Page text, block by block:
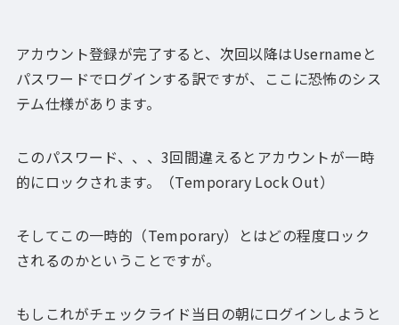
アカウント登録が完了すると、次回以降はUsernameと
パスワードでログインする訳ですが、ここに恐怖のシス
テム仕様があります。
このパスワード、、、3回間違えるとアカウントが一時
的にロックされます。（Temporary Lock Out）
そしてこの一時的（Temporary）とはどの程度ロック
されるのかということですが。
もしこれがチェックライド当日の朝にログインしようと